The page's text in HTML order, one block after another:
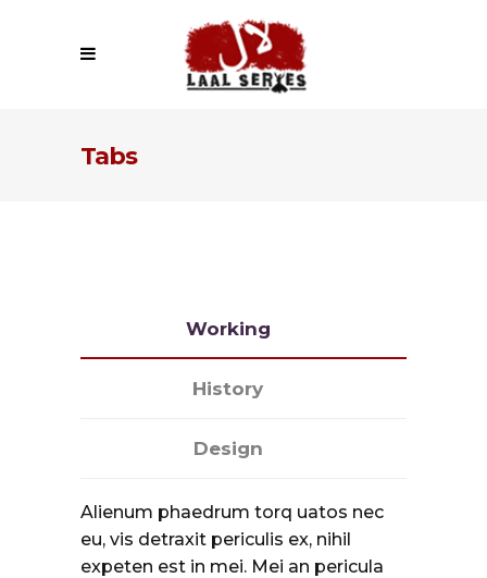
Tabs
Working
History
Design
Alienum phaedrum torq uatos nec
eu, vis detraxit periculis ex, nihil
expeten est in mei. Mei an pericula